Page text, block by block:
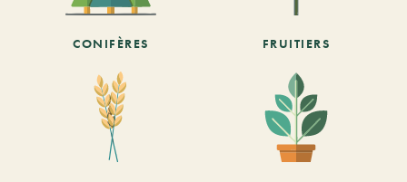
CONIFÈRES FRUITIERS